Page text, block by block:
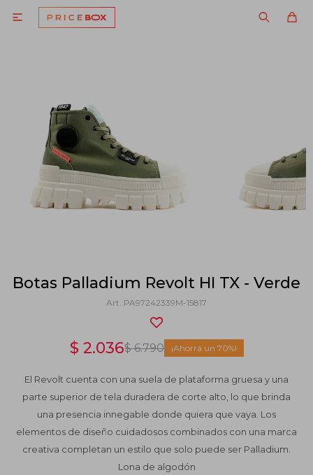

Botas Palladium Revolt HI TX - Verde
PA97242339M-15817
$ 2.036$ 6.790 70
El Revolt cuenta con una suela de plataforma gruesa y una
parte superior de tela duradera de corte alto, lo que brinda
una presencia innegable donde quiera que vaya. Los
elementos de diseño cuidadosos combinados con una marca
creativa completan un estilo que solo puede ser Palladium.
Lona de algodón